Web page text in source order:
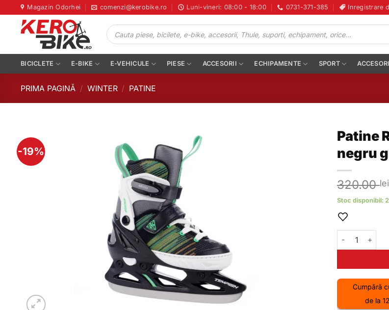
to
content
Magazin Odorhei comenzi@kerobike.ro Luni-vineri: 08:00 - 18:00 0731-371-385 Inregistrare
Products
search
BICICLETE E-BIKE E-VEHICULE PIESE ACCESORII ECHIPAMENTE SPORT
PRIMA PAGINĂ / WINTER / PATINE
-19%
Patine
negru
320.00lei
Stoc disponibil:
Cantitate
Cumpără
de la